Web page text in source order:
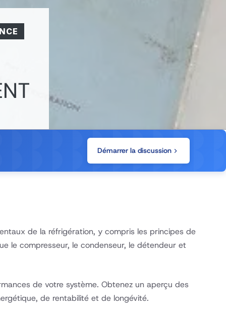
Démarrer la discussion
de la réfrigération, y compris les principes de
le compresseur, le condenseur, le détendeur et
de votre système. Obtenez un aperçu des
de rentabilité et de longévité.